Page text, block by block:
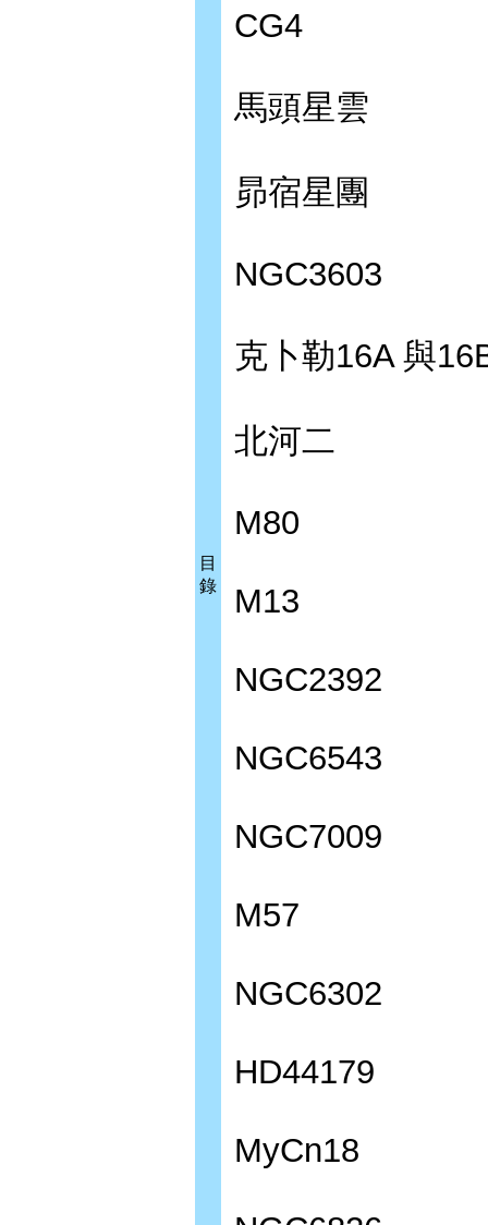
目
錄
CG4
馬頭星雲
昴宿星團
NGC3603
克卜勒16A 與
北河二
M80
M13
NGC2392
NGC6543
NGC7009
M57
NGC6302
HD44179
MyCn18